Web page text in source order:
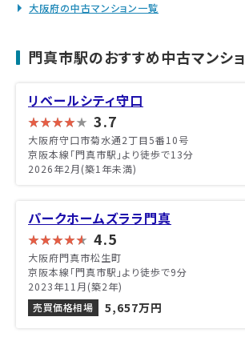
大阪府の中古マンション一覧
門真市駅のおすすめ中古マンシ
リベールシティ守口
3.7
大阪府守口市菊水通2丁目5番10号
京阪本線「門真市駅」より徒歩で13分
2026年2月(築1年未満)
パークホームズララ門真
4.5
大阪府門真市松生町
京阪本線「門真市駅」より徒歩で9分
2023年11月(築2年)
売買価格相場
5,657万円